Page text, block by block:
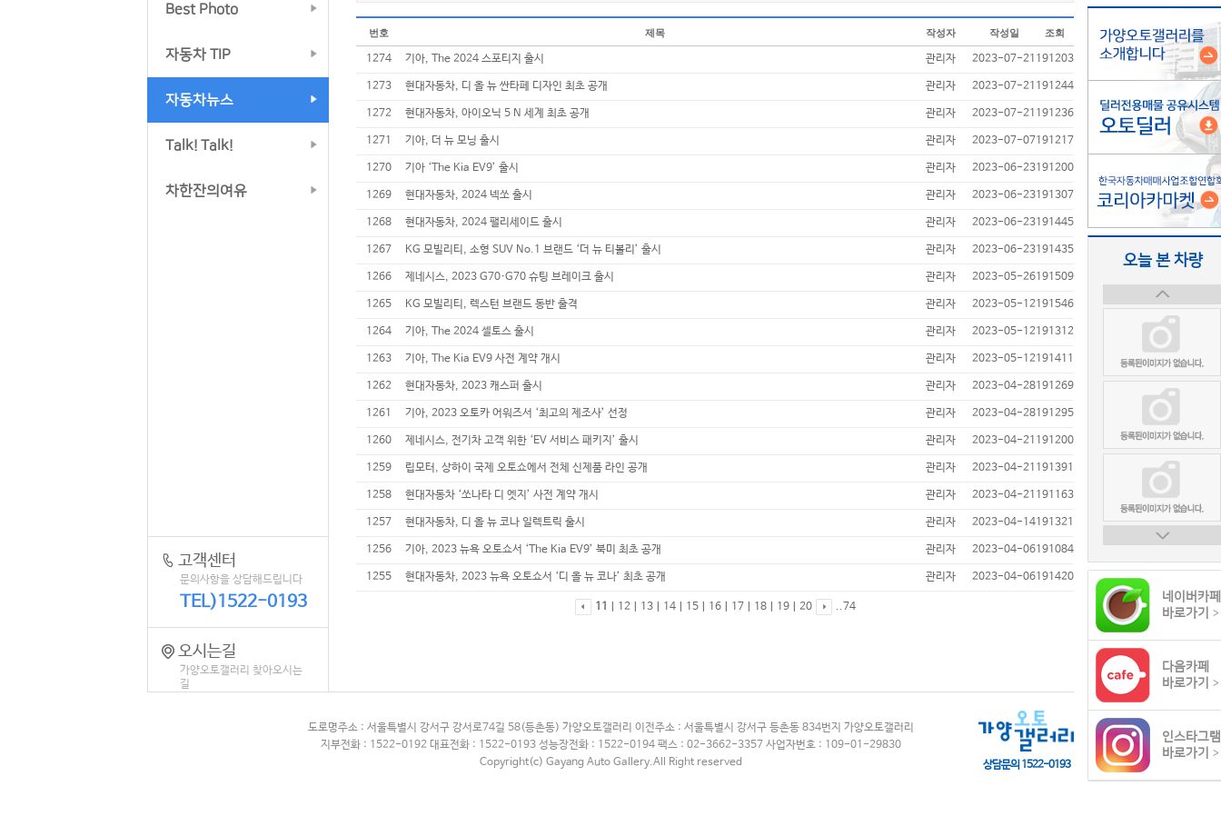
Best Photo
자동차 TIP
자동차뉴스
Talk! Talk!
차한잔의여유
번호 제목 작성자 작성일 조회
1274 기아, The 2024 스포티지 출시 관리자 2023-07-21 191203
1273 현대자동차, 디 올 뉴 싼타페 디자인 최초 공개 관리자 2023-07-21 191244
1272 현대자동차, 아이오닉 5 N 세계 최초 공개 관리자 2023-07-21 191236
1271 기아, 더 뉴 모닝 출시 관리자 2023-07-07191217
1270 기아 ‘The Kia EV9’ 출시 관리자 2023-06-23191200
1269 현대자동차, 2024 넥쏘 출시 관리자 2023-06-23191307
1268 현대자동차, 2024 팰리세이드 출시 관리자 2023-06-23191445
1267 KG 모빌리티, 소형 SUV No.1 브랜드 ‘더 뉴 티볼리’ 출시 관리자 2023-06-23191435
1266 제네시스, 2023 G70·G70 슈팅 브레이크 출시 관리자 2023-05-26191509
1265 KG 모빌리티, 렉스턴 브랜드 동반 출격 관리자 2023-05-12191546
1264 기아, The 2024 셀토스 출시 관리자 2023-05-12191312
1263 기아, The Kia EV9 사전 계약 개시 관리자 2023-05-12191411
1262 현대자동차, 2023 캐스퍼 출시 관리자 2023-04-28191269
1261 기아, 2023 오토카 어워즈서 ‘최고의 제조사’ 선정 관리자 2023-04-28191295
1260 제네시스, 전기차 고객 위한 ‘EV 서비스 패키지’ 출시 관리자 2023-04-21 191200
1259 립모터, 상하이 국제 오토쇼에서 전체 신제품 라인 공개 관리자 2023-04-21 191391
1258 현대자동차 ‘쏘나타 디 엣지’ 사전 계약 개시 관리자 2023-04-21 191163
1257 현대자동차, 디 올 뉴 코나 일렉트릭 출시 관리자 2023-04-14191321
1256 기아, 2023 뉴욕 오토쇼서 ‘The Kia EV9’ 북미 최초 공개 관리자 2023-04-06191084
1255 현대자동차, 2023 뉴욕 오토쇼서 ‘디 올 뉴 코나’ 최초 공개 관리자 2023-04-06191420
11 12ㅣ 13ㅣ 14ㅣ 15ㅣ 16ㅣ 17 18ㅣ 19ㅣ 20 .. 74
오늘 본 차량
네이버카페
바로가기 >
다음카페
바로가기 >
인스타그램
바로가기 >
상담문의 1522-0193
도로명주소 : 서울특별시 강서구 강서로74길 58(등촌동) 가양오토갤러리 이전주소 : 서울특별시 강서구 등촌동 834번지 가양오토갤러리
지부전화 : 1522-0192 대표전화 : 1522-0193 성능장전화 : 1522-0194 팩스 : 02-3662-3357 사업자번호 : 109-01-29830
Copyright(c) Gayang Auto Gallery.All Right reserved
고객센터
문의사항을 상담해드립니다
TEL)1522-0193
오시는길
가양오토갤러리 찾아오시는
길